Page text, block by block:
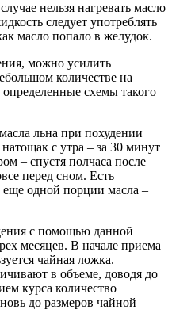
нельзя нагревать масло
следует употреблять
масло попало в желудок.
можно усилить
количестве на
схемы такого
льна при похудении
с утра – за 30 минут
– спустя полчаса после
перед сном. Есть
одной порции масла –
с помощью данной
месяцев. В начале приема
чайная ложка.
в объеме, доводя до
курса количество
до размеров чайной